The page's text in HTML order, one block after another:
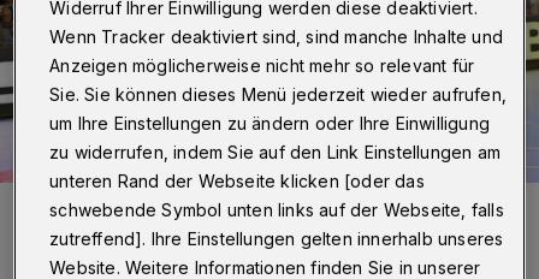
Szene mit Frederik Ladefoged aus dem Hinspiel, das der BHC
Foto: Dirk Freund
Widerruf Ihrer Einwilligung werden diese deaktiviert.
Wenn Tracker deaktiviert sind, sind manche Inhalte und
Anzeigen möglicherweise nicht mehr so relevant für
Sie. Sie können dieses Menü jederzeit wieder aufrufen,
um Ihre Einstellungen zu ändern oder Ihre Einwilligung
zu widerrufen, indem Sie auf den Link Einstellungen am
unteren Rand der Webseite klicken [oder das
schwebende Symbol unten links auf der Webseite, falls
zutreffend]. Ihre Einstellungen gelten innerhalb unseres
Website. Weitere Informationen finden Sie in unserer